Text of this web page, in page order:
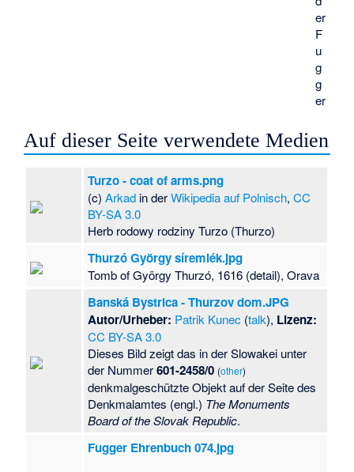
er
F
u
g
g
er
Auf dieser Seite verwendete Medien
Turzo - coat of arms.png
(c)Arkad in derWikipedia auf Polnisch,CC
BY-SA 3.0
Herb rodowy rodziny Turzo (Thurzo)
Thurzó György síremlék.jpg
Tomb of György Thurzó, 1616 (detail), Orava
Banská Bystrica - Thurzov dom.JPG
Autor/Urheber: Patrik Kunec (talk), Lizenz:
CC BY-SA 3.0
Dieses Bild zeigt das in der Slowakei unter
der Nummer601-2458/0 (other)
denkmalgeschützte Objekt auf der Seite des
Denkmalamtes (engl.) The Monuments
Board of the Slovak Republic.
Fugger Ehrenbuch 074.jpg